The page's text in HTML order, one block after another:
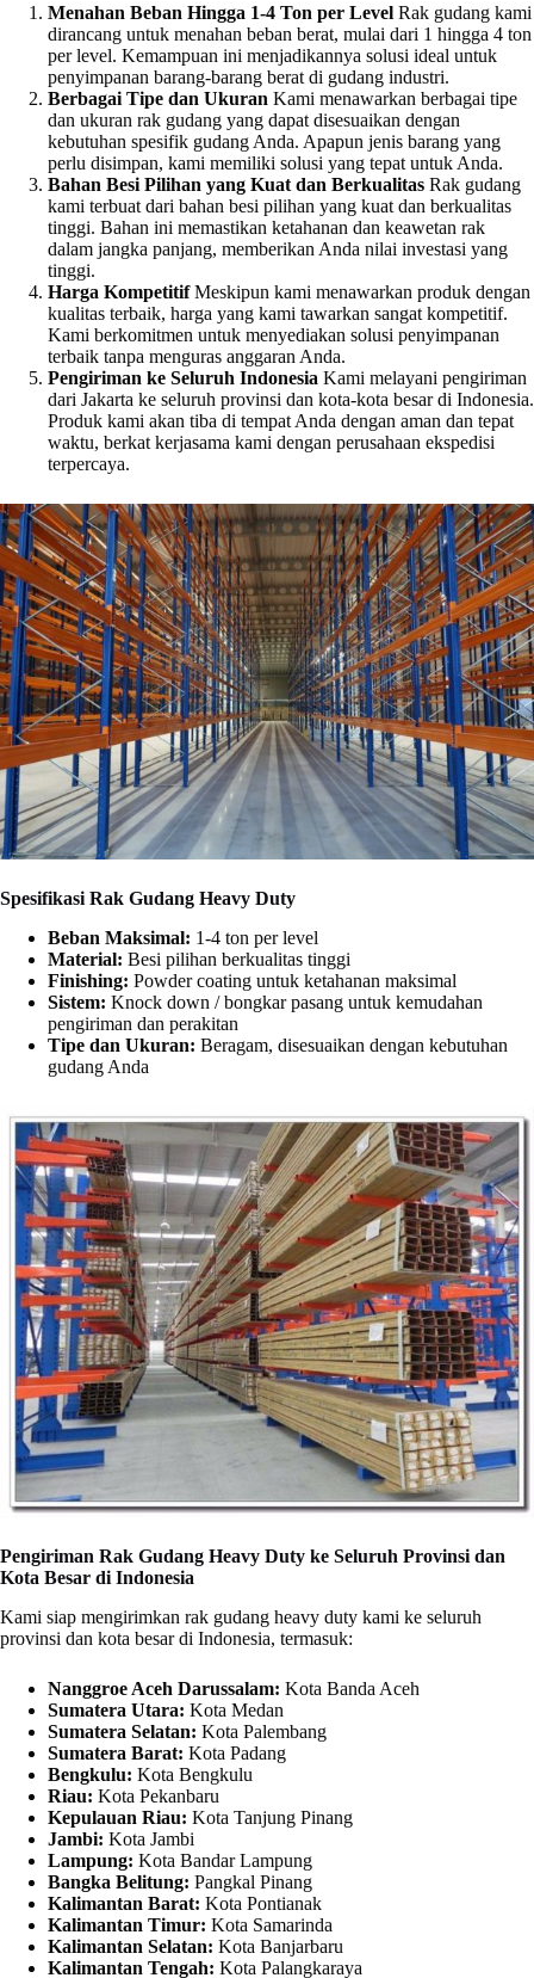
Menahan Beban Hingga 1-4 Ton per Level Rak gudang kami
dirancang untuk menahan beban berat, mulai dari 1 hingga 4 ton
per level. Kemampuan ini menjadikannya solusi ideal untuk
penyimpanan barang-barang berat di gudang industri.
Berbagai Tipe dan Ukuran Kami menawarkan berbagai tipe
dan ukuran rak gudang yang dapat disesuaikan dengan
kebutuhan spesifik gudang Anda. Apapun jenis barang yang
perlu disimpan, kami memiliki solusi yang tepat untuk Anda.
Bahan Besi Pilihan yang Kuat dan Berkualitas Rak gudang
kami terbuat dari bahan besi pilihan yang kuat dan berkualitas
tinggi. Bahan ini memastikan ketahanan dan keawetan rak
dalam jangka panjang, memberikan Anda nilai investasi yang
tinggi.
Harga KompetitifMeskipun kami menawarkan produk dengan
kualitas terbaik, harga yang kami tawarkan sangat kompetitif.
Kami berkomitmen untuk menyediakan solusi penyimpanan
terbaik tanpa menguras anggaran Anda.
Pengiriman ke Seluruh Indonesia Kami melayani pengiriman
dari Jakarta ke seluruh provinsi dan kota-kota besar di Indonesia.
Produk kami akan tiba di tempat Anda dengan aman dan tepat
waktu, berkat kerjasama kami dengan perusahaan ekspedisi
terpercaya.
Spesifikasi Rak Gudang Heavy Duty
Beban Maksimal: 1-4 ton per level
Material: Besi pilihan berkualitas tinggi
Finishing: Powder coating untuk ketahanan maksimal
Sistem: Knock down / bongkar pasang untuk kemudahan
pengiriman dan perakitan
Tipe dan Ukuran: Beragam, disesuaikan dengan kebutuhan
gudang Anda
Pengiriman Rak Gudang Heavy Duty ke Seluruh Provinsi dan
Kota Besar di Indonesia
Kami siap mengirimkan rak gudang heavy duty kami ke seluruh
provinsi dan kota besar di Indonesia, termasuk:
Nanggroe Aceh Darussalam: Kota Banda Aceh
Sumatera Utara: Kota Medan
Sumatera Selatan: Kota Palembang
Sumatera Barat: Kota Padang
Bengkulu: Kota Bengkulu
Riau: Kota Pekanbaru
Kepulauan Riau: Kota Tanjung Pinang
Jambi: Kota Jambi
Lampung: Kota Bandar Lampung
Bangka Belitung: Pangkal Pinang
Kalimantan Barat: Kota Pontianak
Kalimantan Timur: Kota Samarinda
Kalimantan Selatan: Kota Banjarbaru
Kalimantan Tengah: Kota Palangkaraya